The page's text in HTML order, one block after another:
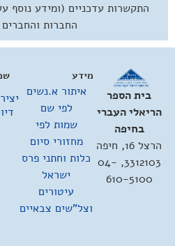
התקשרות עדכניים (ומידע נוסף
החברות
בית הספר
הריאלי העברי
בחיפה
הרצל 16, חיפה
3312103, 04-
610-5100
מידע
איתור א.נשים
לפי שם
שמות לפי
מחזורי סיום
כלות וחתני פרס
ישראל
עיטורים
וצל"שים צבאיים